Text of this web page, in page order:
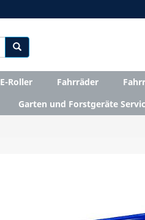
E-Roller Fahrräder
Garten und Forstgeräte